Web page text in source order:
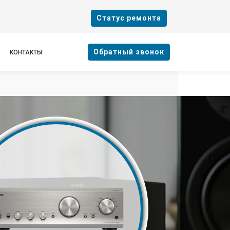
Cтатус ремонта
КОНТАКТЫ Oбратный звонок